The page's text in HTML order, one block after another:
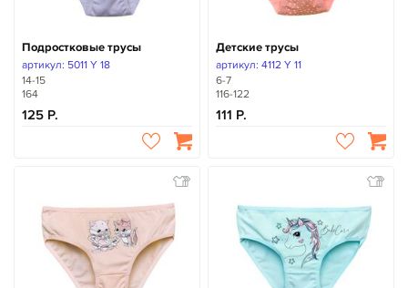
Подростковые трусы
артикул: 5011 Y 18
14-15
164
125
Детские трусы
артикул: 4112 Y 11
6-7
116-122
111